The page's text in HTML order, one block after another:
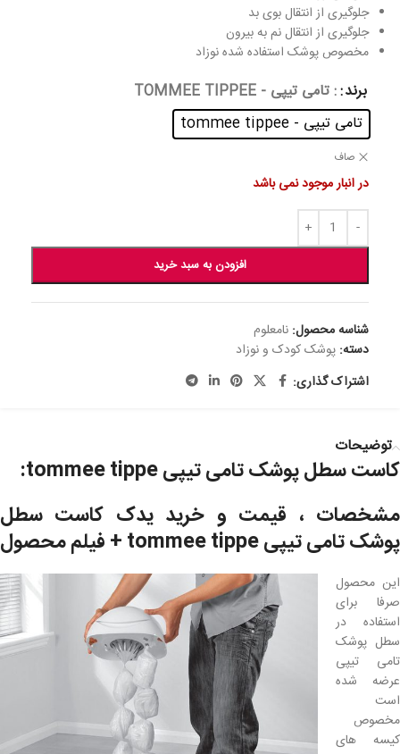
جلوگیری از انتقال بوی بد
جلوگیری از انتقال نم به بیرون
مخصوص پوشک استفاده شده نوزاد
برند : تامی تیپی - TOMMEE TIPPEE
تامی تیپی - tommee tippee
صاف
در انبار موجود نمی باشد
افزودن به سبد خرید
شناسه محصول: نامعلوم
دسته: پوشک کودک و نوزاد
اشتراک گذاری:
توضیحات
کاست سطل پوشک تامی تیپی tommee tippe:
مشخصات ، قیمت و خرید یدک کاست سطل
پوشک تامی تیپی tommee tippe + فیلم محصول
این محصول
صرفا برای
استفاده در
سطل پوشک
تامی تیپی
عرضه شده
است
مخصوص
کیسه های